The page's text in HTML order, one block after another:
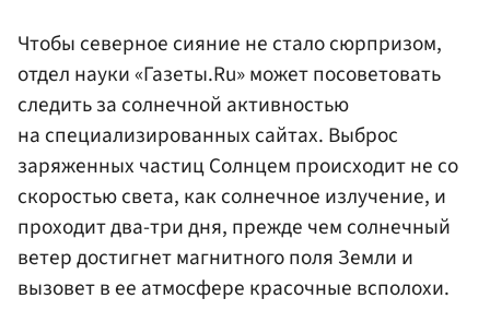
Чтобы северное сияние не стало сюрпризом,
отдел науки «Газеты.Ru» может посоветовать
следить за солнечной активностью
на специализированных сайтах. Выброс
заряженных частиц Солнцем происходит не со
скоростью света, как солнечное излучение, и
проходит два-три дня, прежде чем солнечный
ветер достигнет магнитного поля Земли и
вызовет в ее атмосфере красочные всполохи.